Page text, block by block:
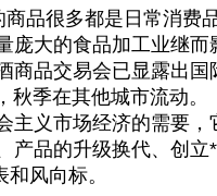
品很多都是日常消费
庞大的食品加工业继
品交易会已显露出国
季在其他城市流动。
主义市场经济的需要
产品的升级换代、创
风向标。